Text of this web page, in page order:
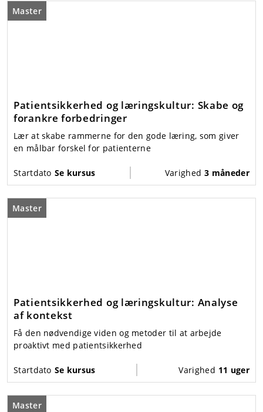
Master
Patientsikkerhed og læringskultur: Skabe og
forankre forbedringer
Lær at skabe rammerne for den gode læring, som giver
en målbar forskel for patienterne
Startdato Se kursus Varighed 3 måneder
Master
Patientsikkerhed og læringskultur: Analyse
af kontekst
Få den nødvendige viden og metoder til at arbejde
proaktivt med patientsikkerhed
Startdato Se kursus Varighed 11 uger
Master